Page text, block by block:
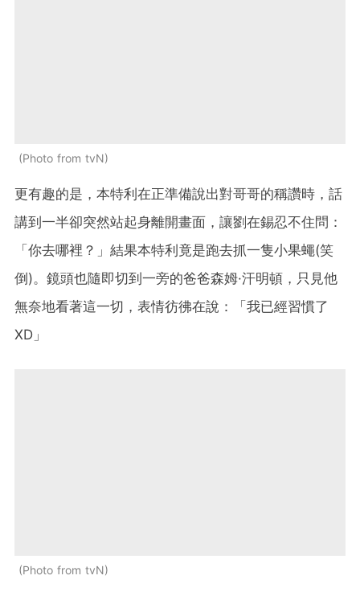
Photo from tvN
更有趣的是，本特利在正準備說出對哥哥的稱讚時，話
講到一半卻突然站起身離開畫面，讓劉在錫忍不住問：
「你去哪裡？」結果本特利竟是跑去抓一隻小果蠅(笑
倒)。鏡頭也隨即切到一旁的爸爸森姆·汗明頓，只見他
無奈地看著這一切，表情彷彿在說：「我已經習慣了
XD」
Photo from tvN